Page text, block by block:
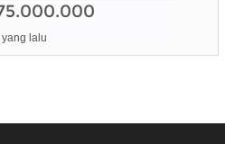
lalu